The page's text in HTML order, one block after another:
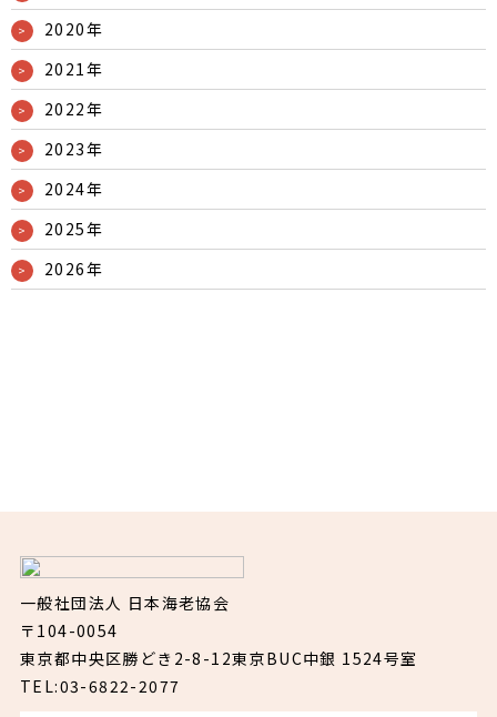
2020年
2021年
2022年
2023年
2024年
2025年
2026年
一般社団法人 日本海老協会
〒104-0054
東京都中央区勝どき2-8-12東京BUC中銀 1524号室
TEL:03-6822-2077